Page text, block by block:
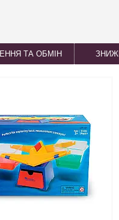
ТА ОБМІН